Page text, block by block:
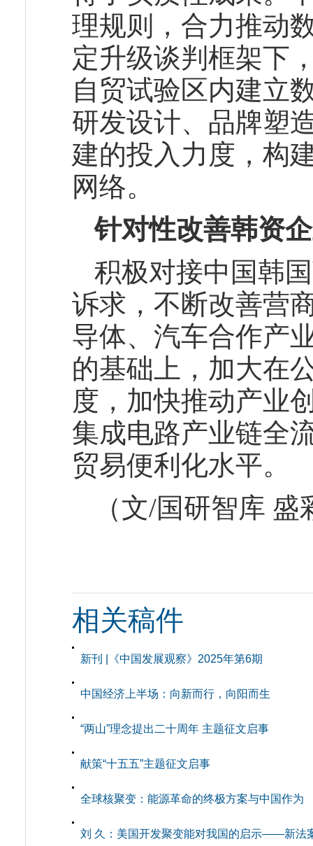
理规则，合力推动
定升级谈判框架下
自贸试验区内建立
研发设计、品牌塑
建的投入力度，构
网络。
针对性改善韩资
积极对接中国韩
诉求，不断改善营
导体、汽车合作产
的基础上，加大在
度，加快推动产业
集成电路产业链全
贸易便利化水平。
（文/国研智库 盛
相关稿件
新刊 |《中国发展观察》2025年第6期
中国经济上半场：向新而行，向阳而生
“两山”理念提出二十周年 主题征文启事
献策“十五五”主题征文启事
全球核聚变：能源革命的终极方案与中国作为
刘 久：美国开发聚变能对我国的启示——新法